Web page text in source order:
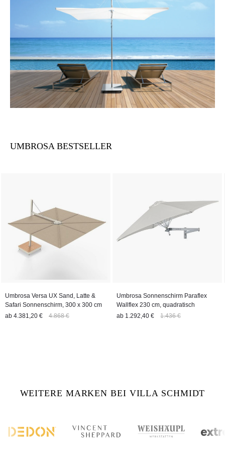
UMBROSA BESTSELLER
Umbrosa Versa UX Sand, Latte &
Safari Sonnenschirm, 300 x 300 cm
ab 4.381,20 € 4.868 €
Umbrosa Sonnenschirm Paraflex
Wallflex 230 cm, quadratisch
ab 1.292,40 € 1.436 €
WEITERE MARKEN BEI VILLA SCHMIDT